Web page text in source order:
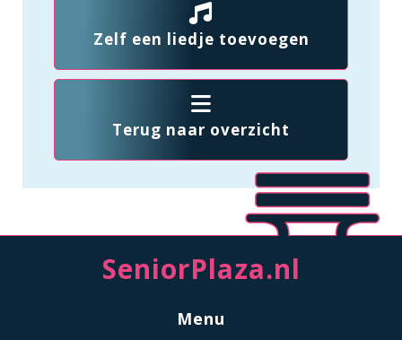
Zelf een liedje toevoegen
Terug naar overzicht
SeniorPlaza.nl
Menu